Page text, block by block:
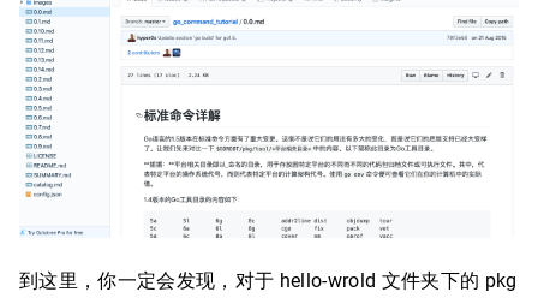
到这里，你一定会发现，对于 hello-wrold 文件夹下的 pkg